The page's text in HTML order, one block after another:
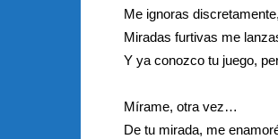
Me ignoras
Miradas furtivas me
Y ya conozco tu juego,
Mírame, otra vez…
De tu mirada, me